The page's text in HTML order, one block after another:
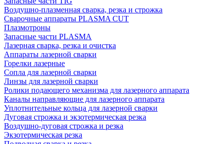
Воздушно-плазменная сварка, резка и строжка
Сварочные аппараты PLASMA CUT
Плазмотроны
Запасные части PLASMA
Лазерная сварка, резка и очистка
Аппараты лазерной сварки
Горелки лазерные
Сопла для лазерной сварки
Линзы для лазерной сварки
Ролики подающего механизма для лазерного аппарата
Каналы направляющие для лазерного аппарата
Уплотнительные кольца для лазерной сварки
Дуговая строжка и экзотермическая резка
Воздушно-дуговая строжка и резка
Экзотермическая резка